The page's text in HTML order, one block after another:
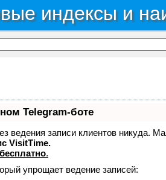
индексы и
Telegram-боте
ведения записи клиентов никуда.
VisitTime.
.
упрощает ведение записей: